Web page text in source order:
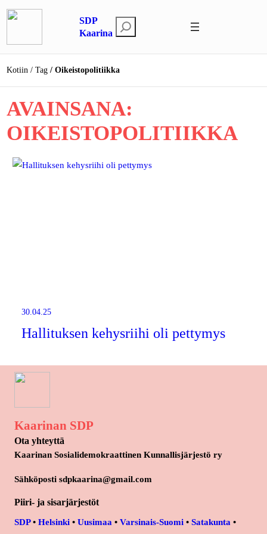
Siirry
sisältöön
SDP
Kaarina
t
s
i
Kotiin Tag Oikeistopolitiikka
AVAINSANA:
OIKEISTOPOLITIIKKA
30.04.25
Hallituksen kehysriihi oli pettymys
Kaarinan SDP
Ota yhteyttä
Kaarinan Sosialidemokraattinen Kunnallisjärjestö ry
Sähköposti sdpkaarina@gmail.com
Piiri- ja sisarjärjestöt
SDP• Helsinki • Uusimaa • Varsinais-Suomi • Satakunta •